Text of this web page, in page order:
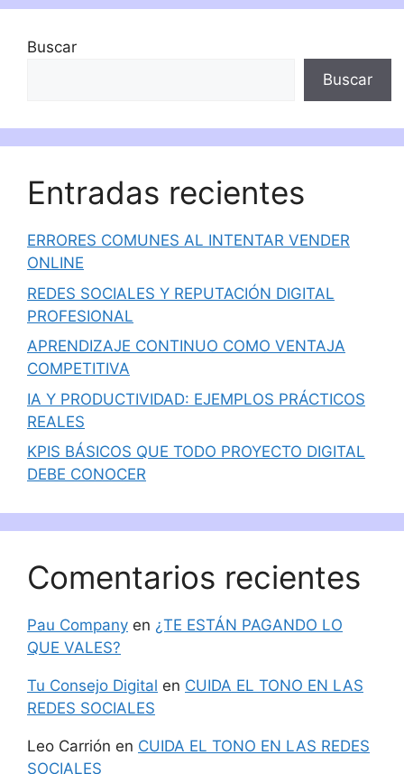
Buscar
Buscar
Entradas recientes
ERRORES COMUNES AL INTENTAR VENDER
ONLINE
REDES SOCIALES Y REPUTACIÓN DIGITAL
PROFESIONAL
APRENDIZAJE CONTINUO COMO VENTAJA
COMPETITIVA
IA Y PRODUCTIVIDAD: EJEMPLOS PRÁCTICOS
REALES
KPIS BÁSICOS QUE TODO PROYECTO DIGITAL
DEBE CONOCER
Comentarios recientes
Pau Company en ¿TE ESTÁN PAGANDO LO
QUE VALES?
Tu Consejo Digital en CUIDA EL TONO EN LAS
REDES SOCIALES
Leo Carrión en CUIDA EL TONO EN LAS REDES
SOCIALES